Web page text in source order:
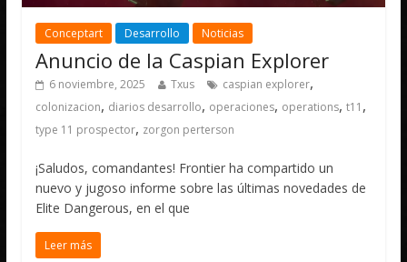
Conceptart Desarrollo Noticias
Anuncio de la Caspian Explorer
6 noviembre, 2025 Txus caspian explorer,
colonizacion, diarios desarrollo, operaciones, operations,t11 ,
type 11 prospector, zorgon perterson
¡Saludos, comandantes! Frontier ha compartido un
nuevo y jugoso informe sobre las últimas novedades de
Elite Dangerous, en el que
Leer más